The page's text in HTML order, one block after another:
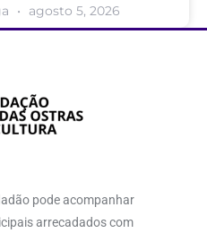
agosto 5, 2026
pode acompanhar
arrecadados com